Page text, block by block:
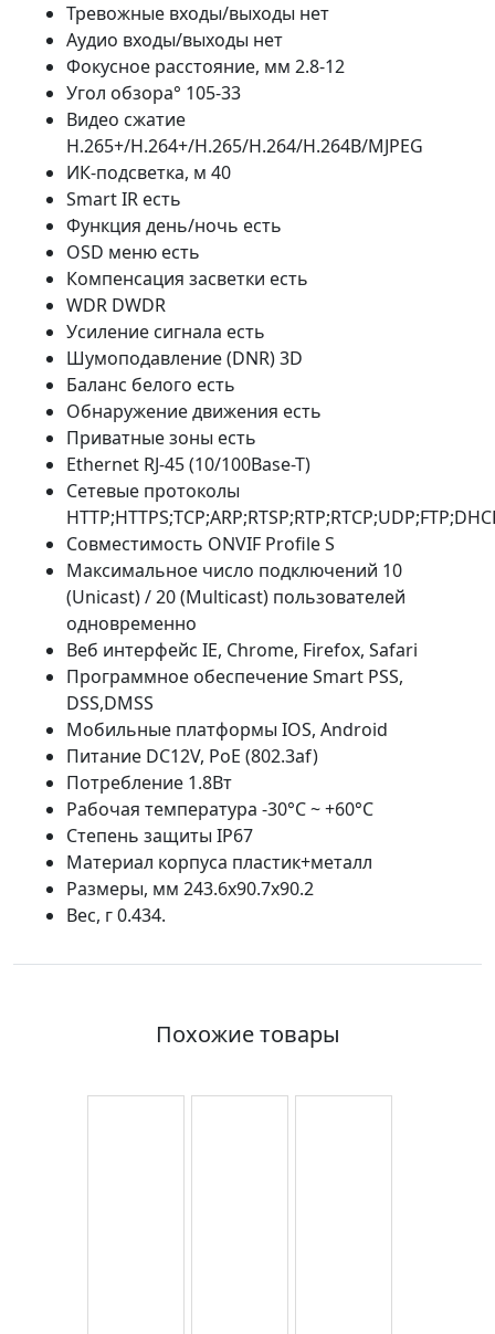
Тревожные входы/выходы нет
Аудио входы/выходы нет
Фокусное расстояние, мм 2.8-12
Угол обзора° 105-33
Видео сжатие
H.265+/H.264+/H.265/H.264/H.264B/MJPEG
ИК-подсветка, м 40
Smart IR есть
Функция день/ночь есть
OSD меню есть
Компенсация засветки есть
WDR DWDR
Усиление сигнала есть
Шумоподавление (DNR) 3D
Баланс белого есть
Обнаружение движения есть
Приватные зоны есть
Ethernet RJ-45 (10/100Base-T)
Сетевые протоколы
Совместимость ONVIF Profile S
Максимальное число подключений 10
(Unicast) / 20 (Multicast) пользователей
одновременно
Веб интерфейс IE, Chrome, Firefox, Safari
Программное обеспечение Smart PSS,
DSS,DMSS
Мобильные платформы IOS, Android
Питание DC12V, PoE (802.3af)
Потребление 1.8Вт
Рабочая температура -30°C ~ +60°C
Степень защиты IP67
Материал корпуса пластик+металл
Размеры, мм 243.6х90.7х90.2
Вес, г 0.434.
Похожие товары